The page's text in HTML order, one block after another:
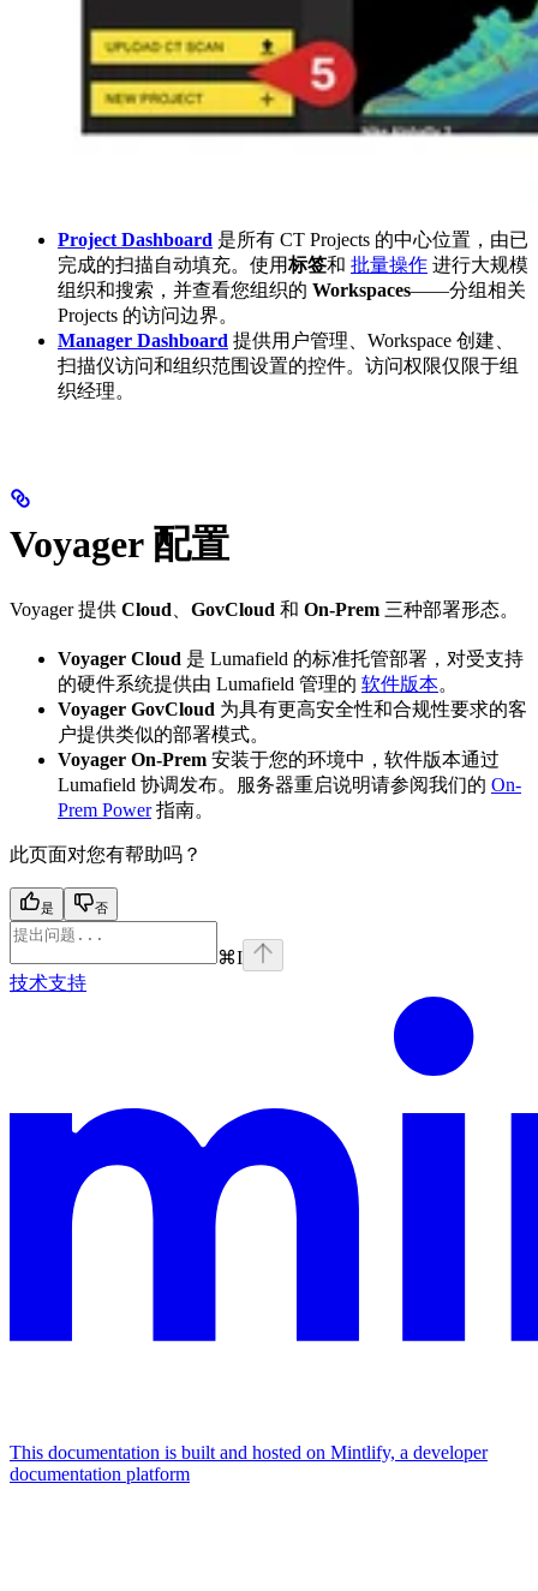
Project Dashboard 是所有 CT Projects 的中心位置，由已
完成的扫描自动填充。使用标签和 批量操作 进行大规模
组织和搜索，并查看您组织的 Workspaces——分组相关
Projects 的访问边界。
Manager Dashboard 提供用户管理、Workspace 创建、
扫描仪访问和组织范围设置的控件。访问权限仅限于组
织经理。
Voyager 配置
Voyager 提供 Cloud GovCloud 和 On-Prem 三种部署形态。
Voyager Cloud 是 Lumafield 的标准托管部署，对受支持
的硬件系统提供由 Lumafield 管理的 软件版本。
Voyager GovCloud 为具有更高安全性和合规性要求的客
户提供类似的部署模式。
Voyager On-Prem 安装于您的环境中，软件版本通过
Lumafield 协调发布。服务器重启说明请参阅我们的 On-
Prem Power指南。
此页面对您有帮助吗？
是 否
⌘I
技术支持
This documentation is built and hosted on Mintlify, a developer
documentation platform